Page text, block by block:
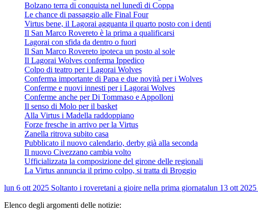
Bolzano terra di conquista nel lunedì di Coppa
Le chance di passaggio alle Final Four
Virtus bene, il Lagorai agguanta il quarto posto con i denti
Il San Marco Rovereto è la prima a qualificarsi
Lagorai con sfida da dentro o fuori
Il San Marco Rovereto ipoteca un posto al sole
Il Lagorai Wolves conferma Ippedico
Colpo di teatro per i Lagorai Wolves
Conferma importante di Papa e due novità per i Wolves
Conferme e nuovi innesti per i Lagorai Wolves
Conferme anche per Di Tommaso e Appolloni
Il senso di Molo per il basket
Alla Virtus i Madella raddoppiano
Forze fresche in arrivo per la Virtus
Zanella ritrova subito casa
Pubblicato il nuovo calendario, derby già alla seconda
Il nuovo Civezzano cambia volto
Ufficializzata la composizione del girone delle regionali
La Virtus annuncia il primo colpo, si tratta di Broggio
lun 6 ott 2025 Soltanto i roveretani a gioire nella prima giornatalun 13 ott 2025
Elenco degli argomenti delle notizie: